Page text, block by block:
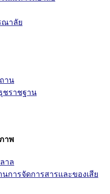
ณาลัย
าน
ราชฐาน
าพ
าล
การจัดการสารและของเสีย